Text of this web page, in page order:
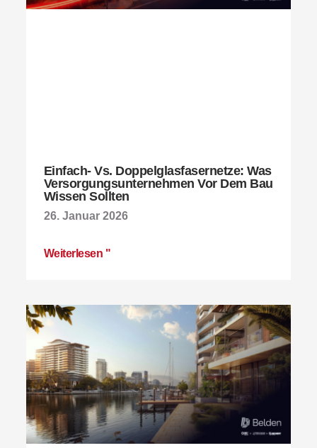
Einfach- Vs. Doppelglasfasernetze: Was
Versorgungsunternehmen Vor Dem Bau
Wissen Sollten
26. Januar 2026
Weiterlesen "